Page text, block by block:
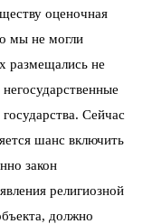
оценочная
мы не могли
размещались не
Сейчас
шанс включить
закон
религиозной
должно